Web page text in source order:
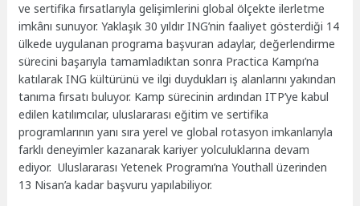
ve sertifika fırsatlarıyla gelişimlerini global ölçekte ilerletme
imkânı sunuyor. Yaklaşık 30 yıldır ING’nin faaliyet gösterdiği 14
ülkede uygulanan programa başvuran adaylar, değerlendirme
sürecini başarıyla tamamladıktan sonra Practica Kampı’na
katılarak ING kültürünü ve ilgi duydukları iş alanlarını yakından
tanıma fırsatı buluyor. Kamp sürecinin ardından ITP’ye kabul
edilen katılımcılar, uluslararası eğitim ve sertifika
programlarının yanı sıra yerel ve global rotasyon imkanlarıyla
farklı deneyimler kazanarak kariyer yolculuklarına devam
ediyor. Uluslararası Yetenek Programı’na Youthall üzerinden
13 Nisan’a kadar başvuru yapılabiliyor.